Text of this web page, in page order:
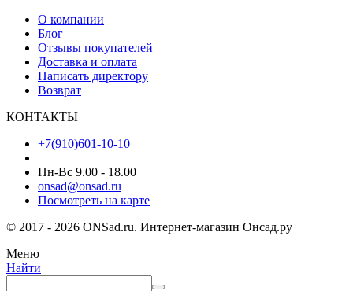
О компании
Блог
Отзывы покупателей
Доставка и оплата
Написать директору
Возврат
КОНТАКТЫ
+7(910)601-10-10
Пн-Вс 9.00 - 18.00
onsad@onsad.ru
Посмотреть на карте
© 2017 - 2026 ONSad.ru. Интернет-магазин Онсад.ру
Меню
Найти